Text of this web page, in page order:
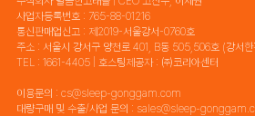
사업자등록번호 : 765-88-01216
통신판매업신고 : 제2019-서울강서-0760호
주소 : 서울시 강서구 양천로 401, B동 505,506호 (강서한
TEL : 1661-4405 | 호스팅제공자 : ㈜코리아센터
이용문의 : cs@sleep-gonggam.com
대량구매 및 수출/사업 문의 : sales@sleep-